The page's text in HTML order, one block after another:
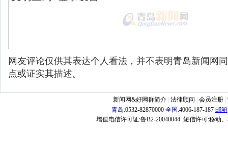
网友评论仅供其表达个人看法，并不表明青岛新闻网
点或证实其描述。